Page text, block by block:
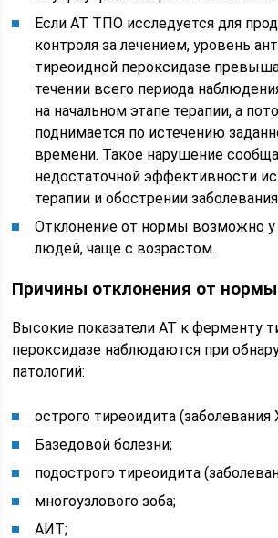
Если АТ ТПО исследуется для
контроля за лечением, уровень
тиреоидной пероксидазе
течении всего периода
на начальном этапе терапии, а
поднимается по истечению
времени. Такое нарушение
недостаточной эффективности
терапии и обострении
Отклонение от нормы возможно
людей, чаще с возрастом.
Причины отклонения от нормы
Высокие показатели АТ к ферменту
пероксидазе наблюдаются при
патологий:
острого тиреоидита
Базедовой болезни;
подострого тиреоидита
многоузлового зоба;
АИТ;